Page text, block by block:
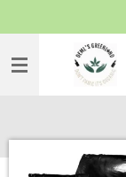
Hauptinhalt
springen